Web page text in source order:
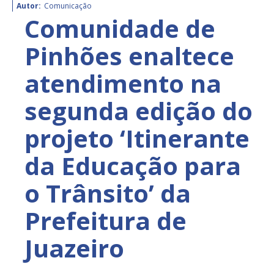
Autor: Comunicação
Comunidade de
Pinhões enaltece
atendimento na
segunda edição do
projeto ‘Itinerante
da Educação para
o Trânsito’ da
Prefeitura de
Juazeiro